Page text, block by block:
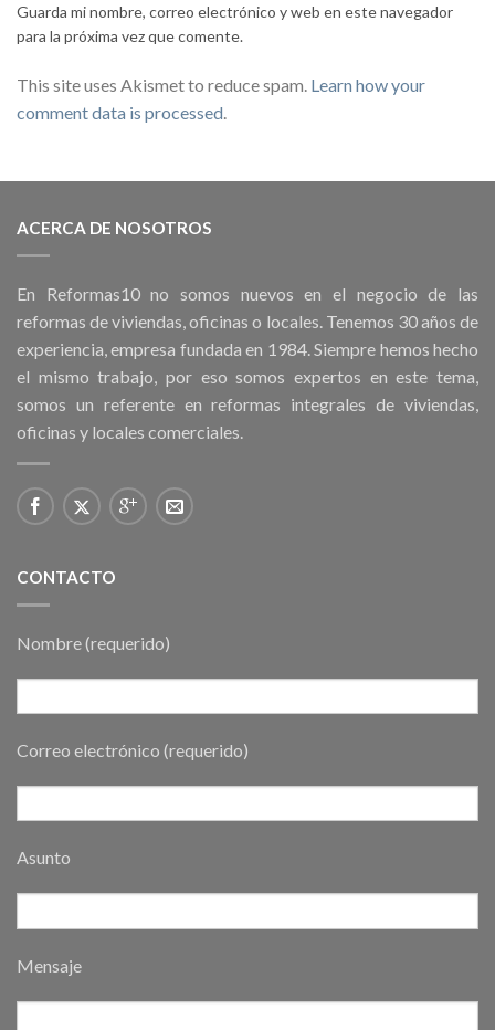
Guarda mi nombre, correo electrónico y web en este navegador
para la próxima vez que comente.
This site uses Akismet to reduce spam. Learn how your
comment data is processed
ACERCA DE NOSOTROS
En Reformas10 no somos nuevos en el negocio de las
reformas de viviendas, oficinas o locales. Tenemos 30 años de
experiencia, empresa fundada en 1984. Siempre hemos hecho
el mismo trabajo, por eso somos expertos en este tema,
somos un referente en reformas integrales de viviendas,
oficinas y locales comerciales.
CONTACTO
Nombre (requerido)
Correo electrónico (requerido)
Asunto
Mensaje